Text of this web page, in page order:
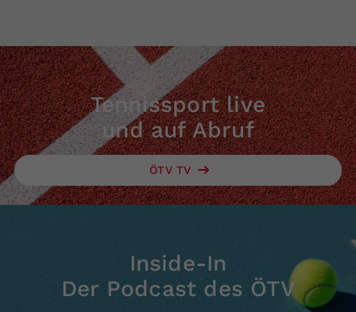
Tennissport live
und auf Abruf
ÖTV TV
Inside-In
Der Podcast des ÖTV